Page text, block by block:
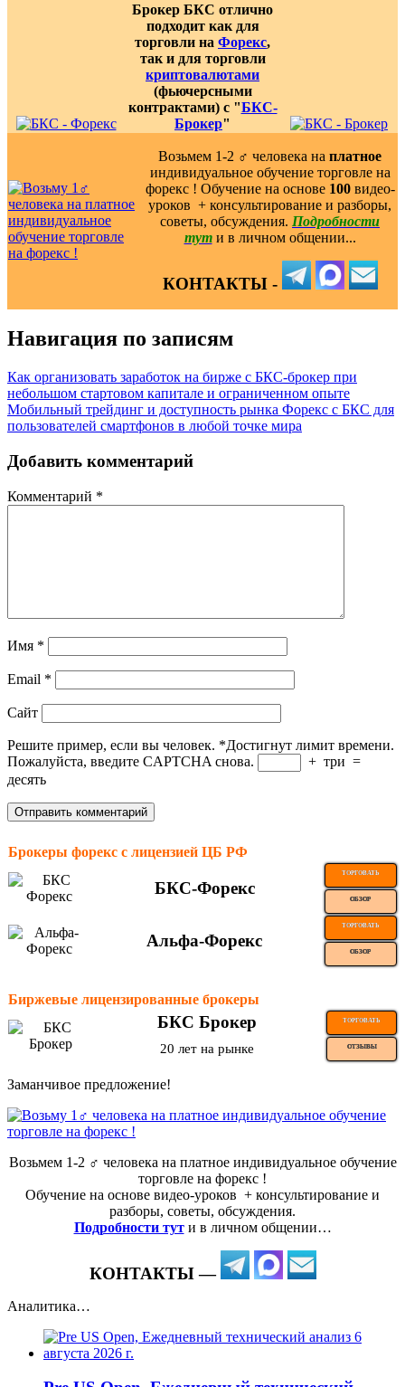
Брокер БКС отлично
подходит как для
торговли на Форекс,
так и для торговли
криптовалютами
(фьючерсными
контрактами) с "БКС-
Брокер"
Возьмем 1-2 ‍♂️ человека на платное
индивидуальное обучение торговле на
форекс ! Обучение на основе 100видео-
уроков ️ + консультирование и разборы,
советы, обсуждения. Подробности
тут и в личном общении...
КОНТАКТЫ -
Навигация по записям
Как организовать заработок на бирже с БКС-брокер при
небольшом стартовом капитале и ограниченном опыте
Мобильный трейдинг и доступность рынка Форекс с БКС для
пользователей смартфонов в любой точке мира
Добавить комментарий
Комментарий *
Имя *
Email *
Сайт
Решите пример, если вы человек. *Достигнут лимит времени.
Пожалуйста, введите CAPTCHA снова.
+ три =
десять
Брокеры форекс с лицензией ЦБ РФ
БКС-Форекс
ТОРГОВАТЬ
ОБЗОР
Альфа-Форекс
ТОРГОВАТЬ
ОБЗОР
Биржевые лицензированные брокеры
БКС Брокер ТОРГОВАТЬ
20 лет на рынке ОТЗЫВЫ
Заманчивое предложение!
Возьмем 1-2 ‍♂️ человека на платное индивидуальное обучение
торговле на форекс !
Обучение на основе видео-уроков ️ + консультирование и
разборы, советы, обсуждения.
Подробности тут и в личном общении…
КОНТАКТЫ —
Аналитика…